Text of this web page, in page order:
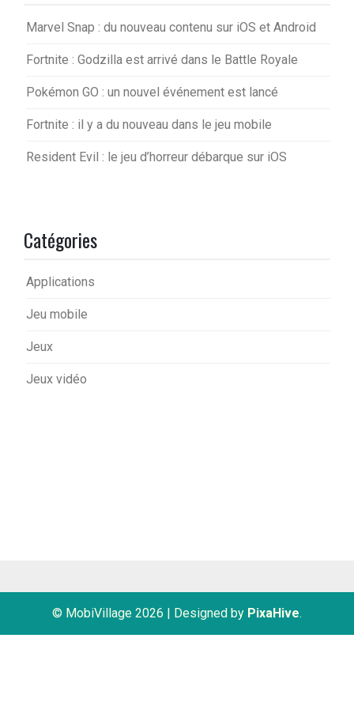
Marvel Snap : du nouveau contenu sur iOS et Android
Fortnite : Godzilla est arrivé dans le Battle Royale
Pokémon GO : un nouvel événement est lancé
Fortnite : il y a du nouveau dans le jeu mobile
Resident Evil : le jeu d’horreur débarque sur iOS
Catégories
Applications
Jeu mobile
Jeux
Jeux vidéo
© MobiVillage 2026 | Designed by PixaHive.